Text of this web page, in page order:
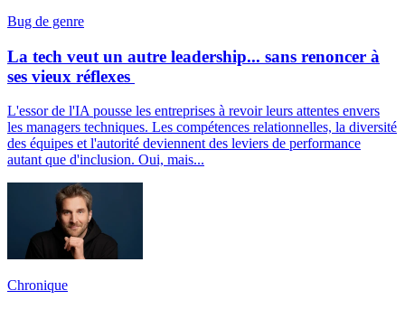
Bug de genre
La tech veut un autre leadership... sans renoncer à
ses vieux réflexes
L'essor de l'IA pousse les entreprises à revoir leurs attentes envers
les managers techniques. Les compétences relationnelles, la diversité
des équipes et l'autorité deviennent des leviers de performance
autant que d'inclusion. Oui, mais...
Chronique